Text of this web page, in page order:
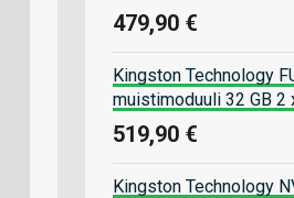
479,90 €
Kingston Technology
muistimoduuli 32 GB 2
519,90 €
Kingston Technology